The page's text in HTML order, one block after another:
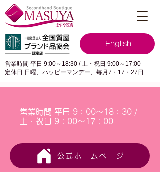
English
営業時間 平日 9:00～18:30 / 土・祝日 9:00～17:00
定休日 日曜、ハッピーマンデー、毎月7・17・27日
営業時間 平日 9：00～18：30 /
土・祝日 9：00～17：00
公式ホームページ